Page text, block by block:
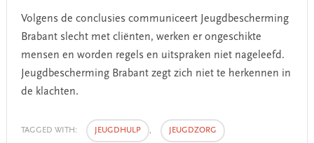
Volgens de conclusies communiceert Jeugdbescherming
Brabant slecht met cliënten, werken er ongeschikte
mensen en worden regels en uitspraken niet nageleefd.
Jeugdbescherming Brabant zegt zich niet te herkennen in
de klachten.
TAGGED WITH: JEUGDHULP , JEUGDZORG